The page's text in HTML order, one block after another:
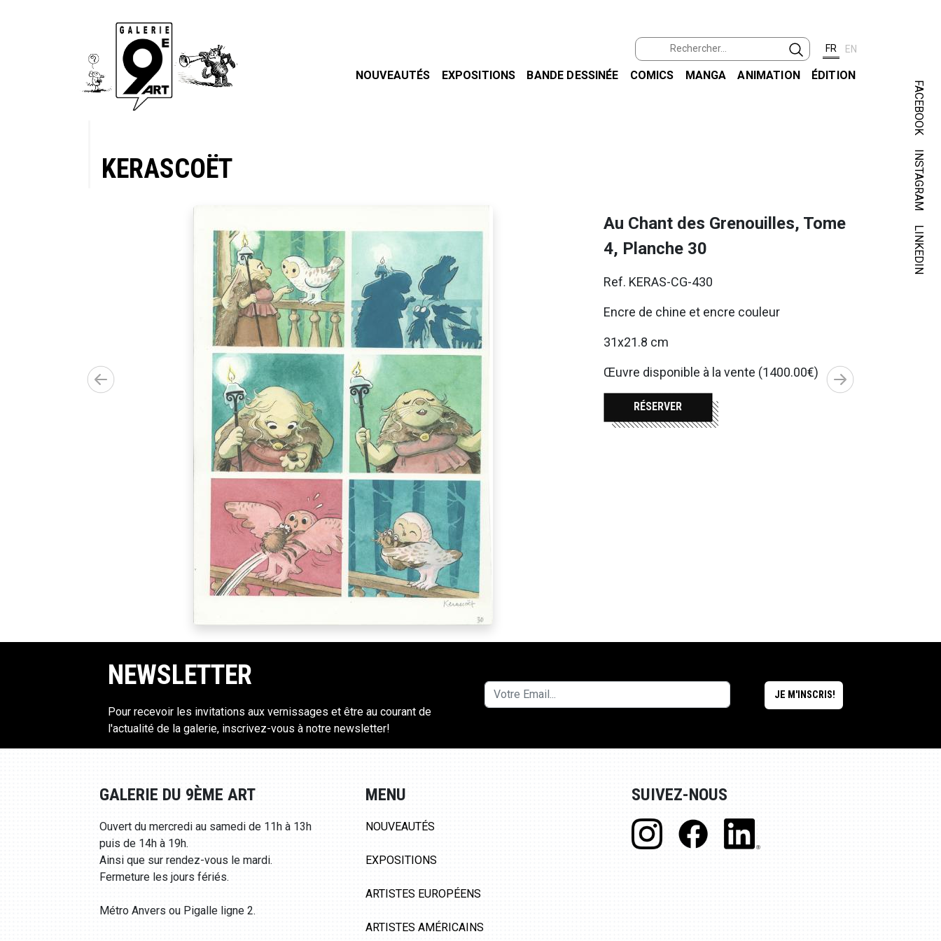
FR EN
NOUVEAUTÉS EXPOSITIONS BANDE DESSINÉE COMICS MANGA ANIMATION ÉDITION
FACEBOOK
INSTAGRAM
LINKEDIN
KERASCOËT
Au Chant des Grenouilles, Tome
4, Planche 30
Ref. KERAS-CG-430
Encre de chine et encre couleur
31x21.8 cm
Œuvre disponible à la vente (1400.00€)
RÉSERVER
NEWSLETTER
Pour recevoir les invitations aux vernissages et être au courant de
l'actualité de la galerie, inscrivez-vous à notre newsletter!
GALERIE DU 9ÈME ART
Ouvert du mercredi au samedi de 11h à 13h
puis de 14h à 19h.
Ainsi que sur rendez-vous le mardi.
Fermeture les jours fériés.
Métro Anvers ou Pigalle ligne 2.
MENU
NOUVEAUTÉS
EXPOSITIONS
ARTISTES EUROPÉENS
ARTISTES AMÉRICAINS
SUIVEZ-NOUS